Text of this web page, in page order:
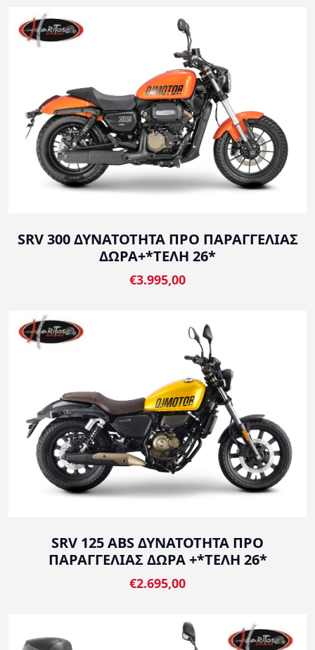
SRV 300 ΔΥΝΑΤΟΤΗΤΑ ΠΡΟ ΠΑΡΑΓΓΕΛΙΑΣ
ΔΩΡΑ+*ΤΕΛΗ 26*
€3.995,00
SRV 125 ABS ΔΥΝΑΤΟΤΗΤΑ ΠΡΟ
ΠΑΡΑΓΓΕΛΙΑΣ ΔΩΡΑ +*ΤΕΛΗ 26*
€2.695,00